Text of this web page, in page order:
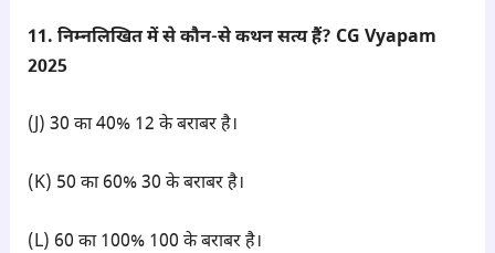
11. निम्नलिखित में से कौन-से कथन सत्य हैं? CG Vyapam
2025
(J) 30 का 40% 12 के बराबर है।
(K) 50 का 60% 30 के बराबर है।
(L) 60 का 100% 100 के बराबर है।